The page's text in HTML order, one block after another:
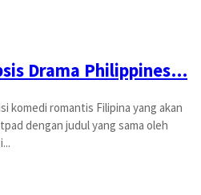
Drama Philippines…
komedi romantis Filipina yang akan
dengan judul yang sama oleh